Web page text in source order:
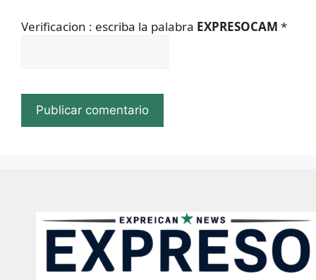
Verificacion : escriba la palabra EXPRESOCAM *